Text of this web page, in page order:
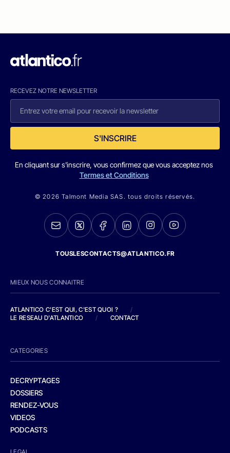
RECEVEZ NOTRE NEWSLETTER
S'INSCRIRE
En cliquant sur s'inscrire, vous confirmez que vous acceptez nos
Termes et Conditions
© 2026 Talmont Media SAS. tous droits réservés.
TOUSLESCONTACTS@ATLANTICO.FR
MIEUX NOUS CONNAITRE
ATLANTICO C'EST QUI, C'EST QUOI ?
/
LE RESEAU D'ATLANTICO
/ CONTACT
CATEGORIES
DECRYPTAGES
DOSSIERS
RENDEZ-VOUS
VIDEOS
PODCASTS